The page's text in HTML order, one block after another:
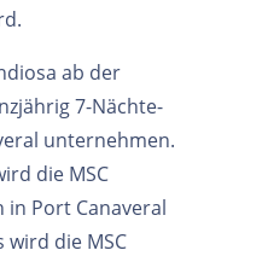
ab der
7-Nächte-
unternehmen.
die MSC
in Port Canaveral
die MSC